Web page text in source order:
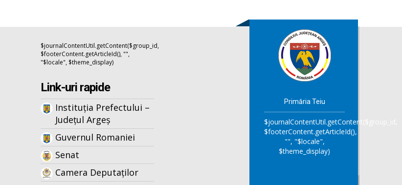
$journalContentUtil.getContent($group_id,
$footerContent.getArticleId(), "",
"$locale", $theme_display)
Link-uri rapide
Instituția Prefectului –
Județul Argeș
Guvernul Romaniei
Senat
Camera Deputaților
Primăria Teiu
$journalContentUtil.getContent($group_id,
$footerContent.getArticleId(),
"", "$locale",
$theme_display)